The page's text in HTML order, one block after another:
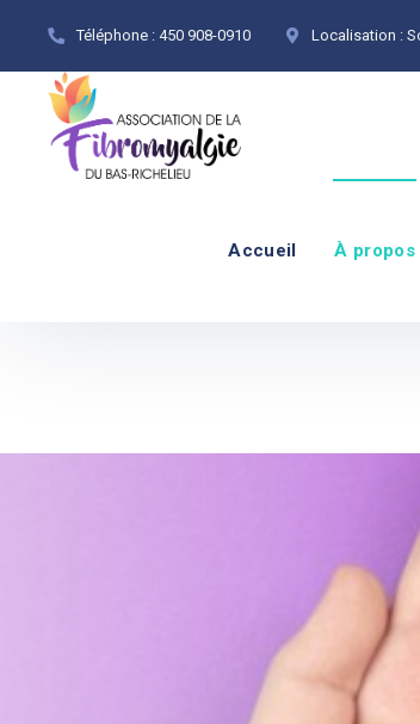
Téléphone : 450 908-0910 Localisation :
Accueil À propos